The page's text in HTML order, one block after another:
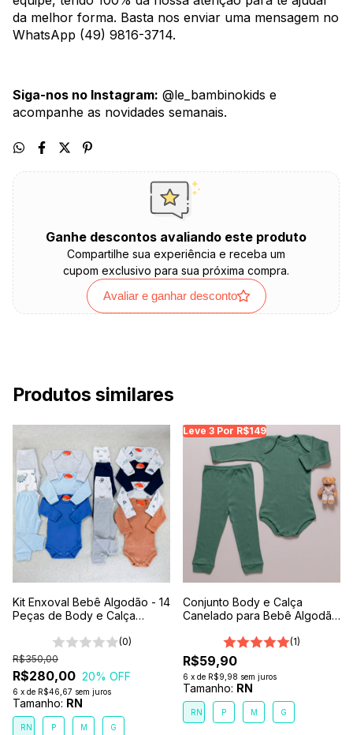
da melhor forma. Basta nos enviar uma mensagem no
WhatsApp (49) 9816-3714.
Siga-nos no Instagram: @le_bambinokids e
acompanhe as novidades semanais.
Ganhe descontos avaliando este produto
Compartilhe sua experiência e receba um
cupom exclusivo para sua próxima compra.
Avaliar e ganhar desconto
Produtos similares
Kit Enxoval Bebê Algodão - 14
Peças de Body e Calça
(0)
R$280,00
R$350,00
20% OFF
6 x de R$46,67 sem juros
Tamanho: RN
RN P M G
Leve 3 Por R$149
Conjunto Body e Calça
Canelado para Bebê Algodão
(1)
R$59,90
6 x de R$9,98 sem juros
Tamanho: RN
RN P M G